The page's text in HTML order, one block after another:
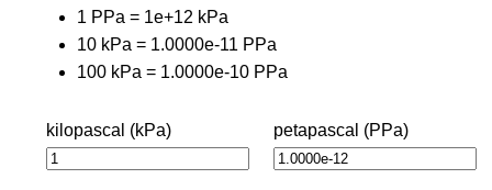
1 PPa = 1e+12 kPa
10 kPa = 1.0000e-11 PPa
100 kPa = 1.0000e-10 PPa
kilopascal (kPa) petapascal (PPa)